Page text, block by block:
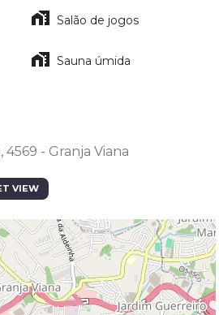
Salão de jogos
Sauna úmida
4569 - Granja Viana
VIEW